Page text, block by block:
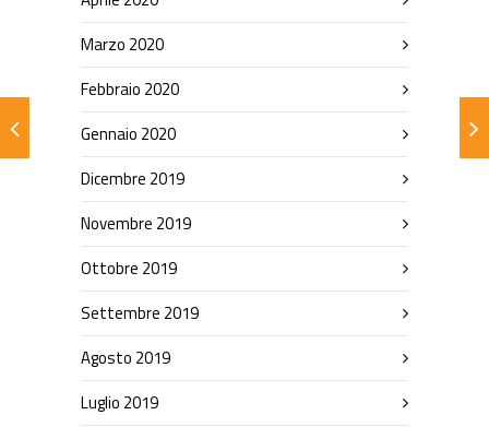
Marzo 2020
Febbraio 2020
Gennaio 2020
Dicembre 2019
Novembre 2019
Ottobre 2019
Settembre 2019
Agosto 2019
Luglio 2019